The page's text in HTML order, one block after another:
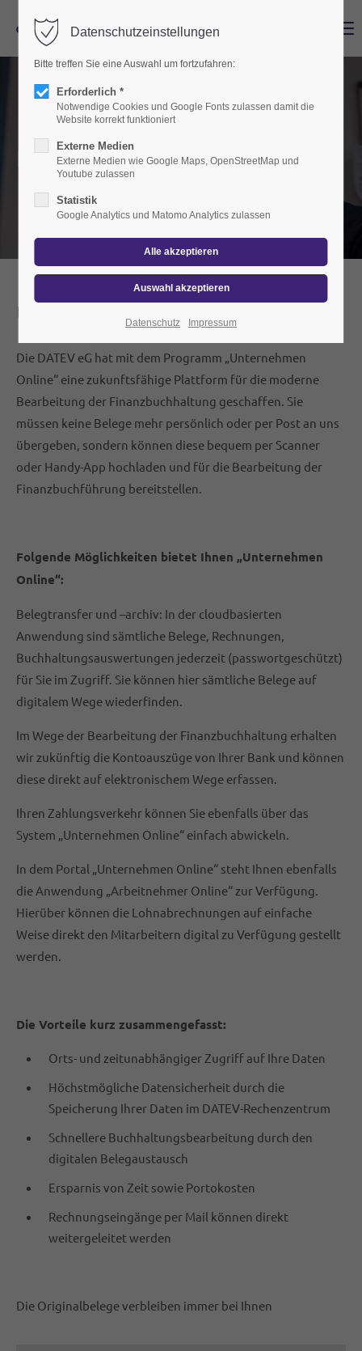
Digitale Kanzlei
Unternehmen Online
Die DATEV eG hat mit dem Programm „Unternehmen
Online“ eine zukunftsfähige Plattform für die moderne
Bearbeitung der Finanzbuchhaltung geschaffen. Sie
müssen keine Belege mehr persönlich oder per Post an uns
übergeben, sondern können diese bequem per Scanner
oder Handy-App hochladen und für die Bearbeitung der
Finanzbuchführung bereitstellen.
Folgende Möglichkeiten bietet Ihnen „Unternehmen
Online“:
Belegtransfer und –archiv: In der cloudbasierten
Anwendung sind sämtliche Belege, Rechnungen,
Buchhaltungsauswertungen jederzeit (passwortgeschützt)
für Sie im Zugriff. Sie können hier sämtliche Belege auf
digitalem Wege wiederfinden.
Im Wege der Bearbeitung der Finanzbuchhaltung erhalten
wir zukünftig die Kontoauszüge von Ihrer Bank und können
diese direkt auf elektronischem Wege erfassen.
Ihren Zahlungsverkehr können Sie ebenfalls über das
System „Unternehmen Online“ einfach abwickeln.
In dem Portal „Unternehmen Online“ steht Ihnen ebenfalls
die Anwendung „Arbeitnehmer Online“ zur Verfügung.
Hierüber können die Lohnabrechnungen auf einfache
Weise direkt den Mitarbeitern digital zu Verfügung gestellt
werden.
Die Vorteile kurz zusammengefasst:
Orts- und zeitunabhängiger Zugriff auf Ihre Daten
Höchstmögliche Datensicherheit durch die
Speicherung Ihrer Daten im DATEV-Rechenzentrum
Schnellere Buchhaltungsbearbeitung durch den
digitalen Belegaustausch
Ersparnis von Zeit sowie Portokosten
Rechnungseingänge per Mail können direkt
weitergeleitet werden
Die Originalbelege verbleiben immer bei Ihnen
Datenschutzeinstellungen
Bitte treffen Sie eine Auswahl um fortzufahren:
Erforderlich *
Notwendige Cookies und Google Fonts zulassen damit die
Website korrekt funktioniert
Externe Medien
Externe Medien wie Google Maps, OpenStreetMap und
Youtube zulassen
Statistik
Google Analytics und Matomo Analytics zulassen
Datenschutz Impressum